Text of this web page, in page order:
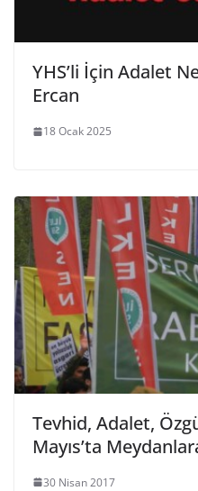
YHS’li İçin Adalet
Ercan
18 Ocak 2025
Tevhid, Adalet,
Mayıs’ta
30 Nisan 2017